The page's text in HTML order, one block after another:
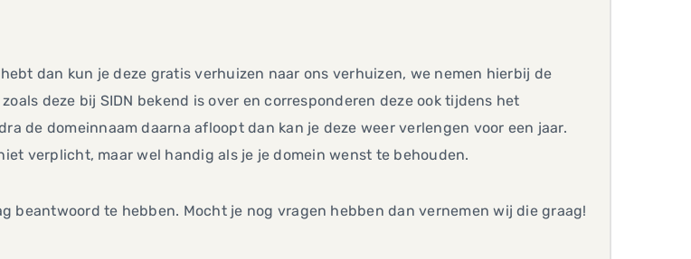
dan kun je deze gratis verhuizen naar ons verhuizen, we nemen hierbij de
deze bij SIDN bekend is over en corresponderen deze ook tijdens het
de domeinnaam daarna afloopt dan kan je deze weer verlengen voor een jaar.
verplicht, maar wel handig als je je domein wenst te behouden.
beantwoord te hebben. Mocht je nog vragen hebben dan vernemen wij die graag!